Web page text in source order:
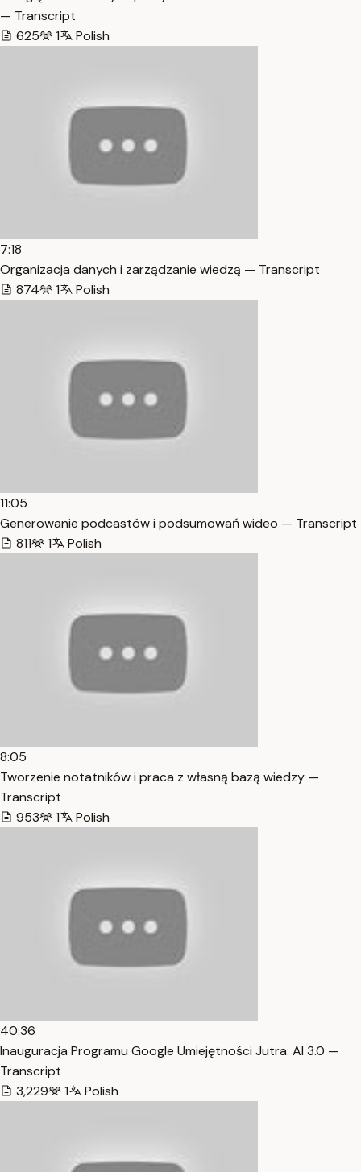
— Transcript
625
1 Polish
7:18
Organizacja danych i zarządzanie wiedzą — Transcript
874
1 Polish
11:05
Generowanie podcastów i podsumowań wideo — Transcript
811
1 Polish
8:05
Tworzenie notatników i praca z własną bazą wiedzy —
Transcript
953
1 Polish
40:36
Inauguracja Programu Google Umiejętności Jutra: AI 3.0 —
Transcript
3,229
1 Polish